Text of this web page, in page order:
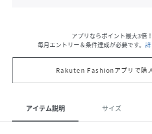
アプリならポイント最大3倍！
毎月エントリー＆条件達成が必要です。
Rakuten Fashionアプリで購
アイテム説明 サイズ